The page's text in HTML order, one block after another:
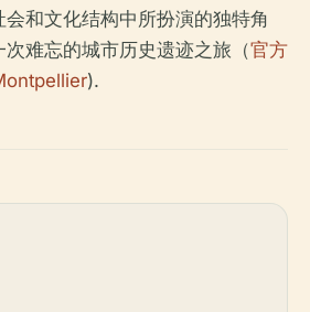
和文化结构中所扮演的独特角
难忘的城市历史遗迹之旅（官方
).